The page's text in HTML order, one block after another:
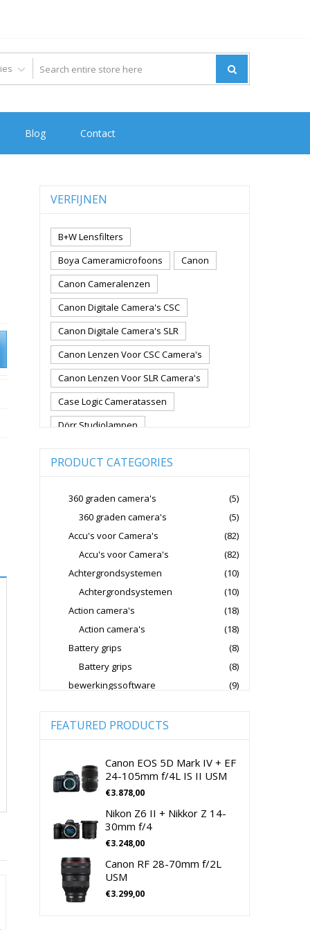
Blog Contact
VERFIJNEN
B+W Lensfilters
Boya Cameramicrofoons
Canon
Canon Cameralenzen
Canon Digitale Camera's CSC
Canon Digitale Camera's SLR
Canon Lenzen Voor CSC Camera's
Canon Lenzen Voor SLR Camera's
Case Logic Cameratassen
Dörr Studiolampen
Fujifilm Digitale Camera's CSC
Fujifilm Lenzen Voor CSC Camera's
Godox Flitsers
GoPro
Hoya Lensfilters
Joby Gorillapods
Joby Statieven
Jupio Accu's Voor Camera's
Lowepro Cameratassen
Nikon CSC Full Frame
Nikon Digitale Camera's CSC
Nikon Lenzen Voor SLR Camera's
Panasonic Digitale Camera's CSC
Peak Design Cameratassen
Rode Microphones Cameramicrofoons
Sandisk Geheugenkaarten
PRODUCT CATEGORIES
360 graden camera's
(5)
360 graden camera's
(5)
Accu's voor Camera's
(82)
Accu's voor Camera's
(82)
Achtergrondsystemen
(10)
Achtergrondsystemen
(10)
Action camera's
(18)
Action camera's
(18)
Battery grips
(8)
Battery grips
(8)
bewerkingssoftware
(9)
Camera's
Spiegelreflex camera
(0)
cameralenzen
(196)
Lenzen voor CSC camera's
Lenzen voor SLR camera's
(81)
cameramicrofoons
Cameratassen
(137)
Cameratassen
FEATURED PRODUCTS
Canon EOS 5D Mark IV + EF
24-105mm f/4L IS II USM
€3.878,00
Nikon Z6 II + Nikkor Z 14-
30mm f/4
€3.248,00
Canon RF 28-70mm f/2L
USM
€3.299,00